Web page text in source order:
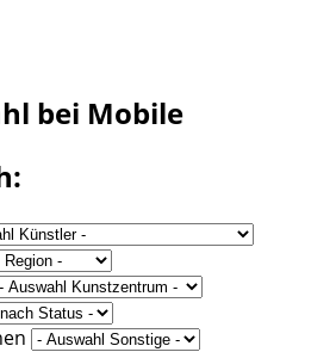
bei Mobile